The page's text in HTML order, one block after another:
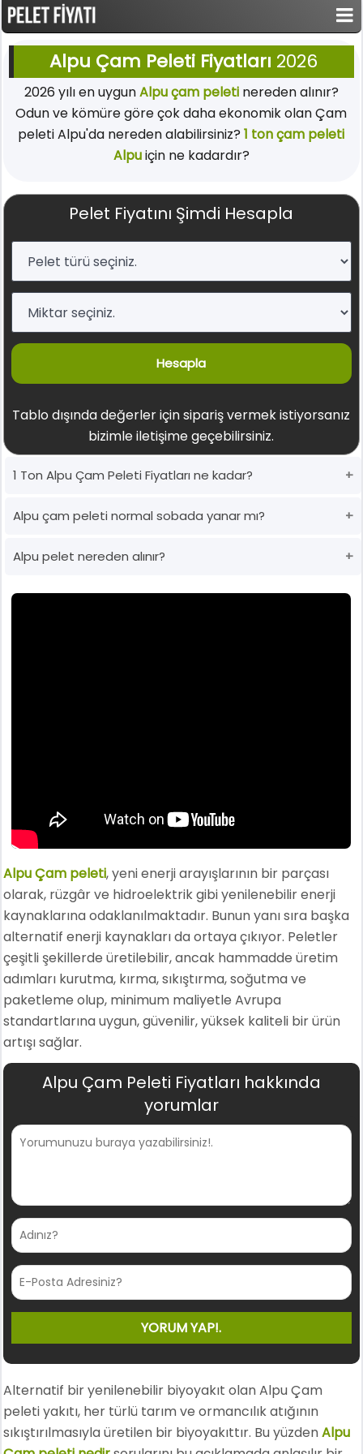
Alpu Çam Peleti Fiyatları 2026
2026 yılı en uygunAlpu çam peletinereden alınır?
Odun ve kömüre göre çok daha ekonomik olan Çam
peleti Alpu'da nereden alabilirsiniz?1 ton çam peleti
Alpuiçin ne kadardır?
Pelet Fiyatını Şimdi Hesapla
Hesapla
Tablo dışında değerler için sipariş vermek istiyorsanız
bizimle iletişime geçebilirsiniz.
1 Ton Alpu Çam Peleti Fiyatları ne kadar?
Alpu çam peleti normal sobada yanar mı?
Alpu pelet nereden alınır?
Alpu Çam peleti, yeni enerji arayışlarının bir parçası
olarak, rüzgâr ve hidroelektrik gibi yenilenebilir enerji
kaynaklarına odaklanılmaktadır. Bunun yanı sıra başka
alternatif enerji kaynakları da ortaya çıkıyor. Peletler
çeşitli şekillerde üretilebilir, ancak hammadde üretim
adımları kurutma, kırma, sıkıştırma, soğutma ve
paketleme olup, minimum maliyetle Avrupa
standartlarına uygun, güvenilir, yüksek kaliteli bir ürün
artışı sağlar.
Alpu Çam Peleti Fiyatları hakkında
yorumlar
Alternatif bir yenilenebilir biyoyakıt olan Alpu Çam
peleti yakıtı, her türlü tarım ve ormancılık atığının
sıkıştırılmasıyla üretilen bir biyoyakıttır. Bu yüzdenAlpu